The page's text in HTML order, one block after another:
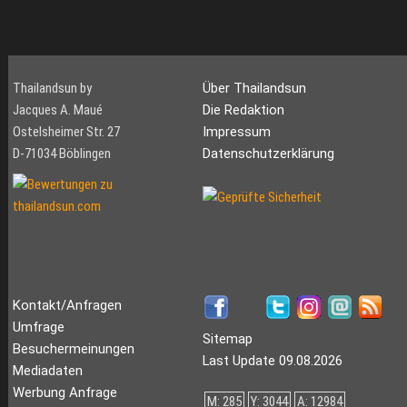
Thailandsun by
Jacques A. Maué
Ostelsheimer Str. 27
D-71034 Böblingen
Über Thailandsun
Die Redaktion
Impressum
Datenschutzerklärung
Kontakt/Anfragen
Umfrage
Besuchermeinungen
Mediadaten
Werbung Anfrage
Sitemap
Last Update 09.08.2026
M: 285 Y: 3044 A: 12984